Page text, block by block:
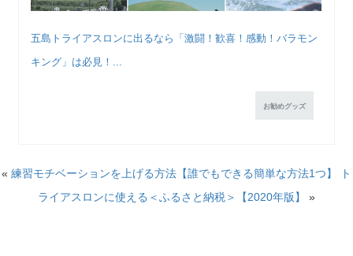
五島トライアスロンに出るなら「激闘！歓喜！感動！バラモン
キング」は必見！...
お勧めグッズ
« 練習モチベーションを上げる方法【誰でもできる簡単な方法1つ】
ト
ライアスロンに使える＜ふるさと納税＞【2020年版】
»